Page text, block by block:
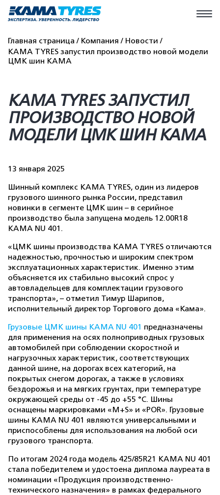
Главная страница Компания
Новости
KAMA TYRES запустил производство новой модели
ЦМК шин КАМА
KAMA TYRES ЗАПУСТИЛ
ПРОИЗВОДСТВО НОВОЙ
МОДЕЛИ ЦМК ШИН КАМА
13 января 2025
Шинный комплекс KAMA TYRES, один из лидеров
грузового шинного рынка России, представил
новинки в сегменте ЦМК шин – в серийное
производство была запущена модель 12.00R18
КАМА NU 401.
«ЦМК шины производства KAMA TYRES отличаются
надежностью, прочностью и широким спектром
эксплуатационных характеристик. Именно этим
объясняется их стабильно высокий спрос у
автовладельцев для комплектации грузового
транспорта», – отметил Тимур Шарипов,
исполнительный директор Торгового дома «Кама».
Грузовые ЦМК шины KAMA NU 401 предназначены
для применения на осях полноприводных грузовых
автомобилей при соблюдении скоростной и
нагрузочных характеристик, соответствующих
данной шине, на дорогах всех категорий, на
покрытых снегом дорогах, а также в условиях
бездорожья и на мягких грунтах, при температуре
окружающей среды от -45 до +55 °C. Шины
оснащены маркировками «M+S» и «POR». Грузовые
шины КАМА NU 401 являются универсальными и
приспособлены для использования на любой оси
грузового транспорта.
По итогам 2024 года модель 425/85R21 KAMA NU 401
стала победителем и удостоена диплома лауреата в
номинации «Продукция производственно-
технического назначения» в рамках федерального